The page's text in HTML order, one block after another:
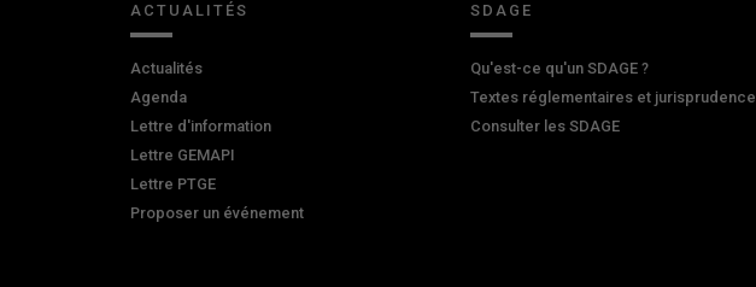
ACTUALITÉS
Actualités
Agenda
Lettre d'information
Lettre GEMAPI
Lettre PTGE
Proposer un événement
SDAGE
Qu'est-ce qu'un SDAGE ?
Textes réglementaires et jurisprudence
Consulter les SDAGE